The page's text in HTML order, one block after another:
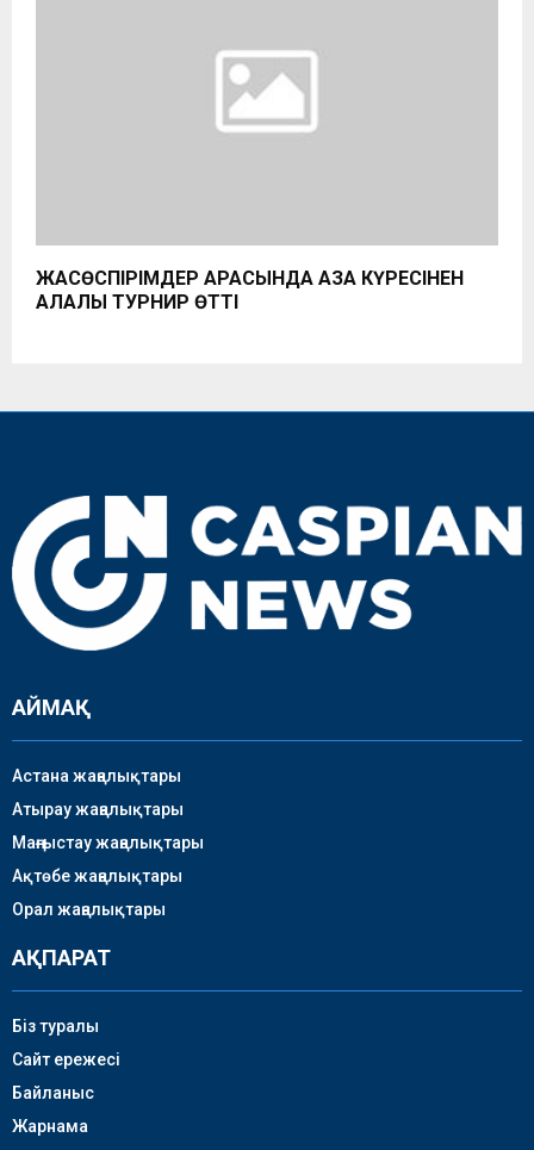
ЖАСӨСПІРІМДЕР АРАСЫНДА ҚАЗАҚ КҮРЕСІНЕН
ҚАЛАЛЫҚ ТУРНИР ӨТТІ
АЙМАҚ
Астана жаңалықтары
Атырау жаңалықтары
Маңғыстау жаңалықтары
Ақтөбе жаңалықтары
Орал жаңалықтары
АҚПАРАТ
Біз туралы
Сайт ережесі
Байланыс
Жарнама